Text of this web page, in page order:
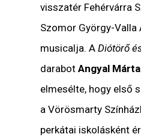
visszatér Fehérvárra
Szomor György-Valla
musicalja. ADiótörő
darabotAngyal Márta
elmesélte, hogy első
a Vörösmarty
perkátai iskolásként